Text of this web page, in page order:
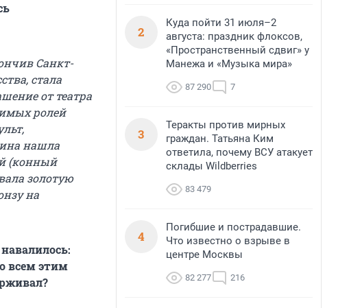
Санкт-
стала
от театра
ролей
нашла
(конный
золотую
на
всем этим
2
Куда пойти 31 июля–2
августа: праздник флоксов,
«Пространственный сдвиг» у
Манежа и «Музыка мира»
87 290 7
3
Теракты против мирных
граждан. Татьяна Ким
ответила, почему ВСУ атакует
склады Wildberries
83 479
4
Погибшие и пострадавшие.
Что известно о взрыве в
центре Москвы
82 277 216